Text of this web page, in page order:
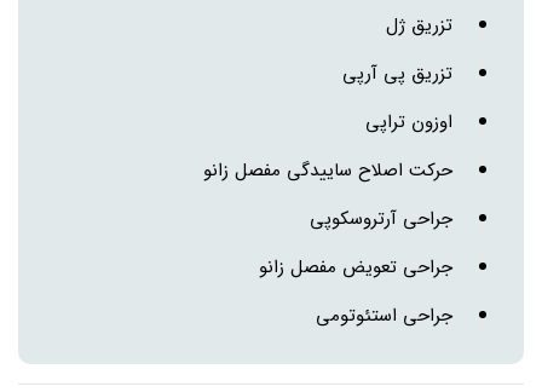
تزریق ژل
تزریق پی آرپی
اوزون تراپی
حرکت اصلاح ساییدگی مفصل زانو
جراحی آرتروسکوپی
جراحی تعویض مفصل زانو
جراحی استئوتومی